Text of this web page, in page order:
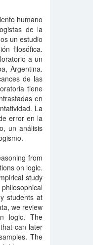
humano
de la
un estudio
filosófica.
a un
Argentina.
de las
tiene
en
La
error en la
un análisis
from
on logic.
study
students at
we review
logic. The
can later
The